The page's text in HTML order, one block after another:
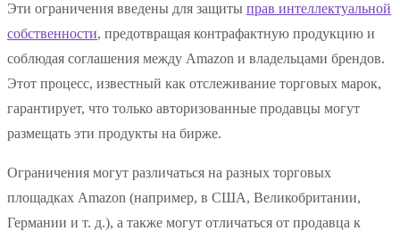
Эти ограничения введены для защиты прав интеллектуальной
собственности, предотвращая контрафактную продукцию и
соблюдая соглашения между Amazon и владельцами брендов.
Этот процесс, известный как отслеживание торговых марок,
гарантирует, что только авторизованные продавцы могут
размещать эти продукты на бирже.
Ограничения могут различаться на разных торговых
площадках Amazon (например, в США, Великобритании,
Германии и т. д.), а также могут отличаться от продавца к